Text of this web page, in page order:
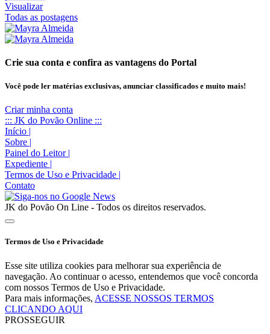
Visualizar
Todas as postagens
Crie sua conta e confira as vantagens do Portal
Você pode ler matérias exclusivas, anunciar classificados e muito mais!
Criar minha conta
::: JK do Povão Online :::
Início |
Sobre |
Painel do Leitor |
Expediente |
Termos de Uso e Privacidade |
Contato
JK do Povão On Line - Todos os direitos reservados.
Termos de Uso e Privacidade
Esse site utiliza cookies para melhorar sua experiência de
navegação. Ao continuar o acesso, entendemos que você concorda
com nossos Termos de Uso e Privacidade.
Para mais informações, ACESSE NOSSOS TERMOS
CLICANDO AQUI
PROSSEGUIR